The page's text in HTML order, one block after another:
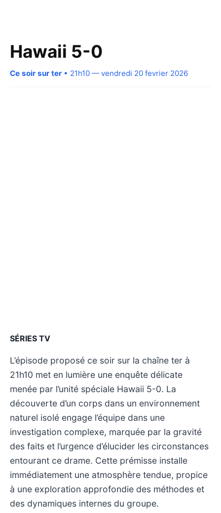
Hawaii 5-0
Ce soir sur ter • 21h10 — vendredi 20 fevrier 2026
SÉRIES TV
L’épisode proposé ce soir sur la chaîne ter à
21h10 met en lumière une enquête délicate
menée par l’unité spéciale Hawaii 5-0. La
découverte d’un corps dans un environnement
naturel isolé engage l’équipe dans une
investigation complexe, marquée par la gravité
des faits et l’urgence d’élucider les circonstances
entourant ce drame. Cette prémisse installe
immédiatement une atmosphère tendue, propice
à une exploration approfondie des méthodes et
des dynamiques internes du groupe.